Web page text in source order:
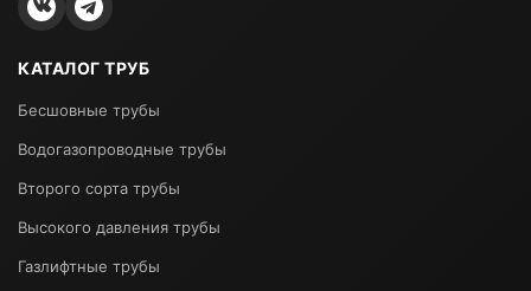
КАТАЛОГ ТРУБ
Бесшовные трубы
Водогазопроводные трубы
Второго сорта трубы
Высокого давления трубы
Газлифтные трубы